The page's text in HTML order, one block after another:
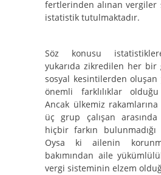
fertlerinden alınan vergiler
istatistik tutulmaktadır.
Söz konusu
yukarıda zikredilen her
sosyal kesintilerden oluşan
önemli farklılıklar
Ancak ülkemiz rakamlarına
üç grup çalışan
hiçbir farkın bulunmadığı
Oysa ki ailenin
bakımından aile
vergi sisteminin elzem